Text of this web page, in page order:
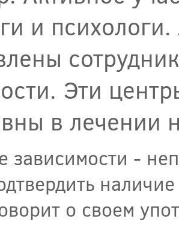
и
Эти
в лечении
зависимости -
о своем